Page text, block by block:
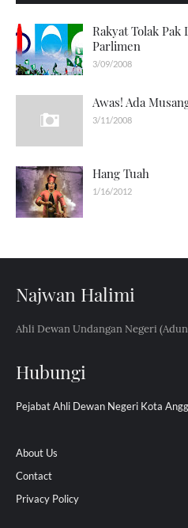
Rakyat Tolak
Parlimen
3/09/2008
Awas! Ada
3/11/2008
Hang Tuah
1/16/2012
Najwan Halimi
Ahli Dewan Undangan Negeri
Hubungi
Pejabat Ahli Dewan Negeri Kota
About Us
Contact
Privacy Policy